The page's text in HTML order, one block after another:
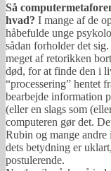
Så
hvad? I mange af de
håbefulde unge
sådan forholder det
meget af retorikken
død, for at finde den i
“processering” hentet
bearbejde information
(eller en slags som
computeren gør det.
Rubin og mange
dets betydning er
postulerende.